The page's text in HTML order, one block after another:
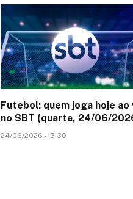
Futebol: quem joga hoje ao
no SBT (quarta, 24/06/
24/06/2026 - 13:30